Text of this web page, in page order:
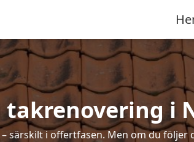
takrenovering i
särskilt i offertfasen. Men om du